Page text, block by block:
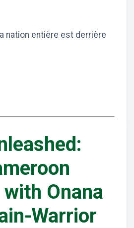
nation entière est derrière
Onana
Warrior